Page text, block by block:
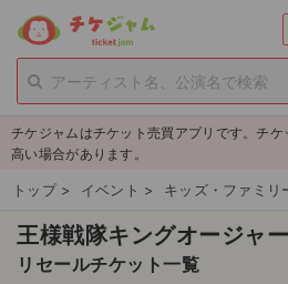
person_add 新規会員登録
チケットを探す
新着チケット
値下げしたチケット
チケジャムはチケット売買アプリです。チ
高い場合があります。
トップ > イベント > キッズ・ファミリ
王様戦隊キングオージャー
リセールチケット一覧